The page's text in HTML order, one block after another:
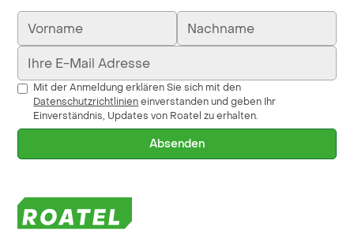
Mit der Anmeldung erklären Sie sich mit den
Datenschutzrichtlinieneinverstanden und geben Ihr
Einverständnis, Updates von Roatel zu erhalten.